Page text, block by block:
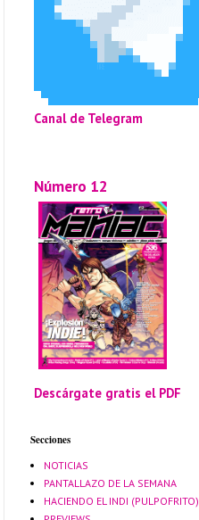
Canal de Telegram
Número 12
Descárgate gratis el PDF
Secciones
NOTICIAS
PANTALLAZO DE LA SEMANA
HACIENDO EL INDI (PULPOFRITO)